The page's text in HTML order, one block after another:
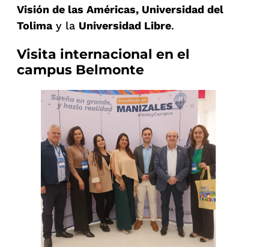
Visión de las Américas, Universidad del
Tolimay la Universidad Libre.
Visita internacional en el
campus Belmonte